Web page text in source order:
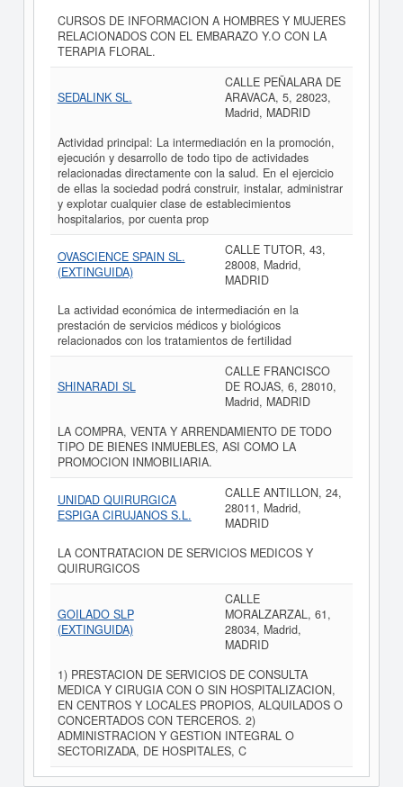
CURSOS DE INFORMACION A HOMBRES Y MUJERES
RELACIONADOS CON EL EMBARAZO Y.O CON LA
TERAPIA FLORAL.
SEDALINK SL.
CALLE PEÑALARA DE
ARAVACA, 5, 28023,
Madrid, MADRID
Actividad principal: La intermediación en la promoción,
ejecución y desarrollo de todo tipo de actividades
relacionadas directamente con la salud. En el ejercicio
de ellas la sociedad podrá construir, instalar, administrar
y explotar cualquier clase de establecimientos
hospitalarios, por cuenta prop
OVASCIENCE SPAIN SL.
(EXTINGUIDA)
CALLE TUTOR, 43,
28008, Madrid,
MADRID
La actividad económica de intermediación en la
prestación de servicios médicos y biológicos
relacionados con los tratamientos de fertilidad
SHINARADI SL
CALLE FRANCISCO
DE ROJAS, 6, 28010,
Madrid, MADRID
LA COMPRA, VENTA Y ARRENDAMIENTO DE TODO
TIPO DE BIENES INMUEBLES, ASI COMO LA
PROMOCION INMOBILIARIA.
UNIDAD QUIRURGICA
ESPIGA CIRUJANOS S.L.
CALLE ANTILLON, 24,
28011, Madrid,
MADRID
LA CONTRATACION DE SERVICIOS MEDICOS Y
QUIRURGICOS
GOILADO SLP
(EXTINGUIDA)
CALLE
MORALZARZAL, 61,
28034, Madrid,
MADRID
1) PRESTACION DE SERVICIOS DE CONSULTA
MEDICA Y CIRUGIA CON O SIN HOSPITALIZACION,
EN CENTROS Y LOCALES PROPIOS, ALQUILADOS O
CONCERTADOS CON TERCEROS. 2)
ADMINISTRACION Y GESTION INTEGRAL O
SECTORIZADA, DE HOSPITALES, C